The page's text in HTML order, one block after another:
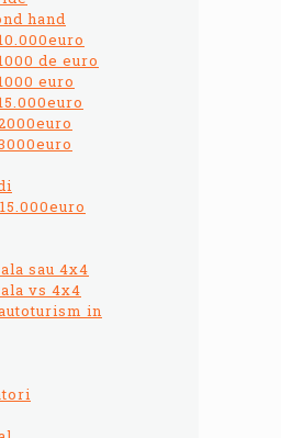
hand
de euro
euro
sau 4x4
vs 4x4
in